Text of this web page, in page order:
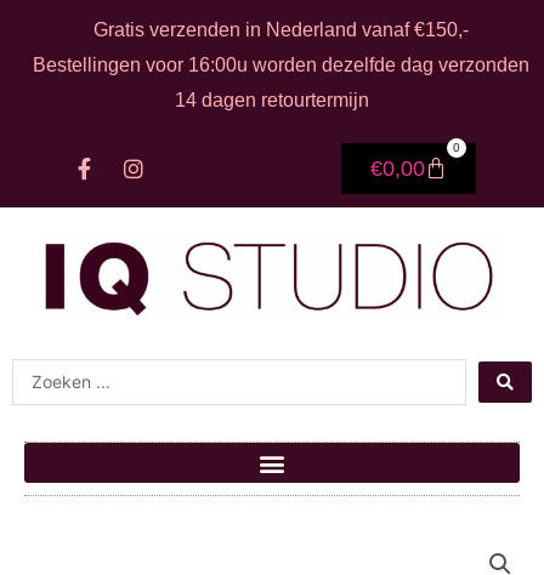
Ga naar de inhoud
Gratis verzenden in Nederland vanaf €150,-
Bestellingen voor 16:00u worden dezelfde dag verzonden
14 dagen retourtermijn
F
a
b
o
o
k
f
I
n
a
g
a
€0,00
0
Search ...